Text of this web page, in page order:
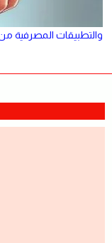
والتطبيقات المصرفية من